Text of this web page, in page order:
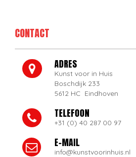
CONTACT
ADRES
Kunst voor in Huis
Boschdijk 233
5612 HC Eindhoven
TELEFOON
+31 (0) 40 287 00 97
E-MAIL
info@kunstvoorinhuis.nl